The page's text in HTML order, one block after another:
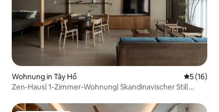
Wohnung in Tây Hồ
5 (16)
Zen-Haus| 1-Zimmer-Wohnung| Skandinavischer Stil|